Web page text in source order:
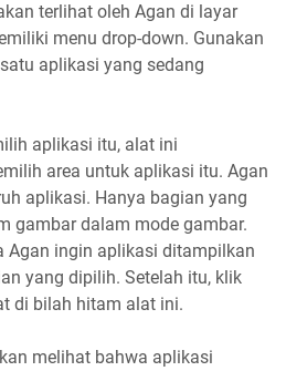
terlihat oleh Agan di layar
menu drop-down. Gunakan
aplikasi yang sedang
aplikasi itu, alat ini
area untuk aplikasi itu. Agan
aplikasi. Hanya bagian yang
gambar dalam mode gambar.
Agan ingin aplikasi ditampilkan
yang dipilih. Setelah itu, klik
di bilah hitam alat ini.
melihat bahwa aplikasi